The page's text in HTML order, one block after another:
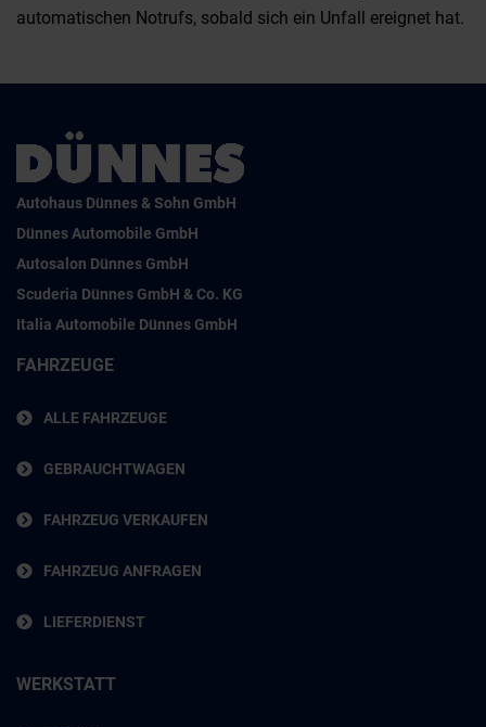
automatischen Notrufs, sobald sich ein Unfall ereignet hat.
Autohaus Dünnes & Sohn GmbH
Dünnes Automobile GmbH
Autosalon Dünnes GmbH
Scuderia Dünnes GmbH & Co. KG
Italia Automobile Dünnes GmbH
FAHRZEUGE
ALLE FAHRZEUGE
GEBRAUCHTWAGEN
FAHRZEUG VERKAUFEN
FAHRZEUG ANFRAGEN
LIEFERDIENST
WERKSTATT